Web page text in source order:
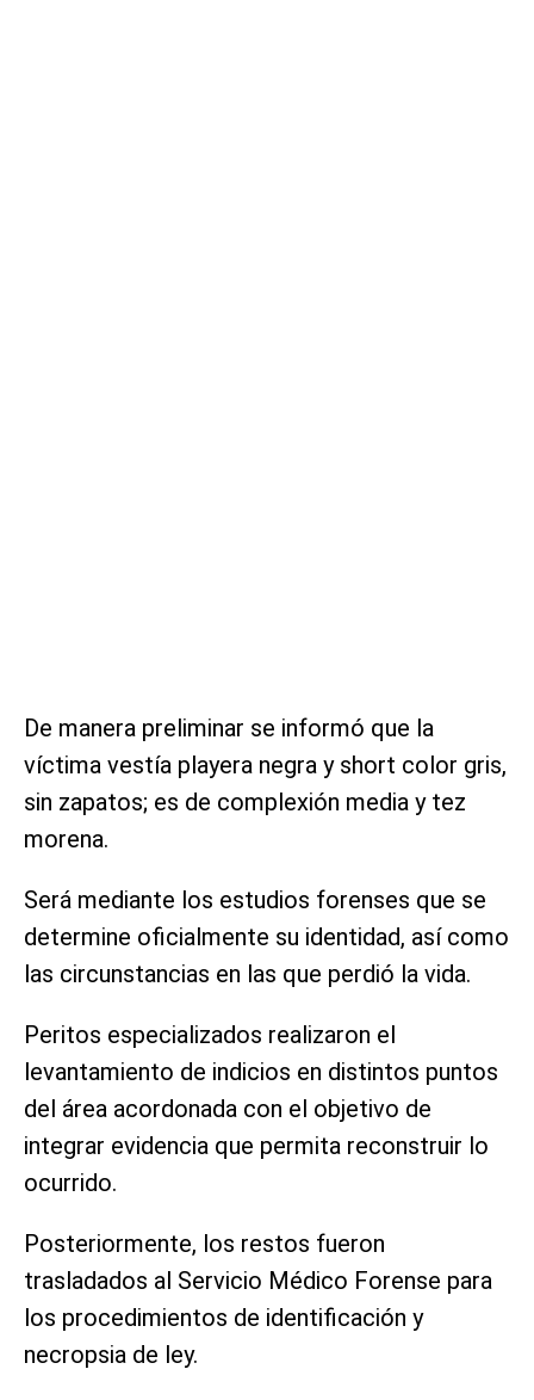
De manera preliminar se informó que la
víctima vestía playera negra y short color gris,
sin zapatos; es de complexión media y tez
morena.
Será mediante los estudios forenses que se
determine oficialmente su identidad, así como
las circunstancias en las que perdió la vida.
Peritos especializados realizaron el
levantamiento de indicios en distintos puntos
del área acordonada con el objetivo de
integrar evidencia que permita reconstruir lo
ocurrido.
Posteriormente, los restos fueron
trasladados al Servicio Médico Forense para
los procedimientos de identificación y
necropsia de ley.